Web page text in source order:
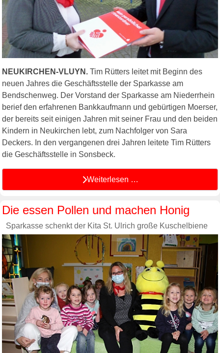
NEUKIRCHEN-VLUYN. Tim Rütters leitet mit Beginn des
neuen Jahres die Geschäftsstelle der Sparkasse am
Bendschenweg. Der Vorstand der Sparkasse am Niederrhein
berief den erfahrenen Bankkaufmann und gebürtigen Moerser,
der bereits seit einigen Jahren mit seiner Frau und den beiden
Kindern in Neukirchen lebt, zum Nachfolger von Sara
Deckers. In den vergangenen drei Jahren leitete Tim Rütters
die Geschäftsstelle in Sonsbeck.
Weiterlesen …
Die essen Pollen und machen Honig
Sparkasse schenkt der Kita St. Ulrich große Kuschelbiene